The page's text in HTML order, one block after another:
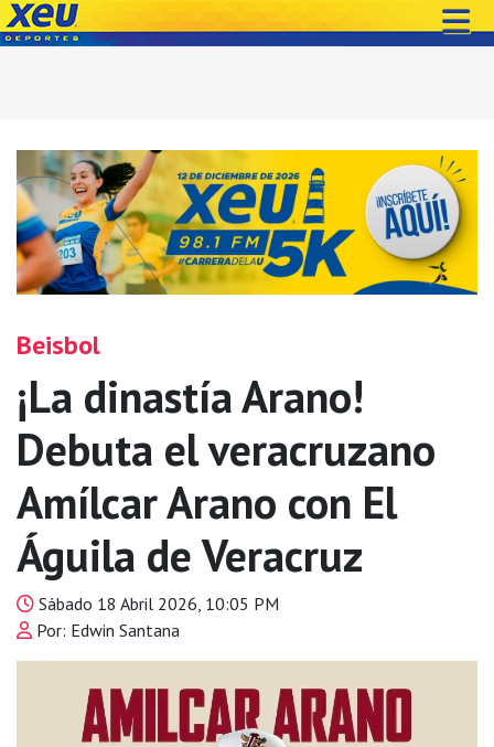
Beisbol
¡La dinastía Arano!
Debuta el veracruzano
Amílcar Arano con El
Águila de Veracruz
Sábado 18 Abril 2026, 10:05 PM
Por: Edwin Santana